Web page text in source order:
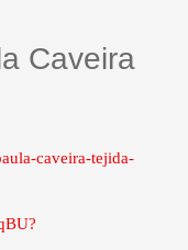
Caveira
caveira-tejida-